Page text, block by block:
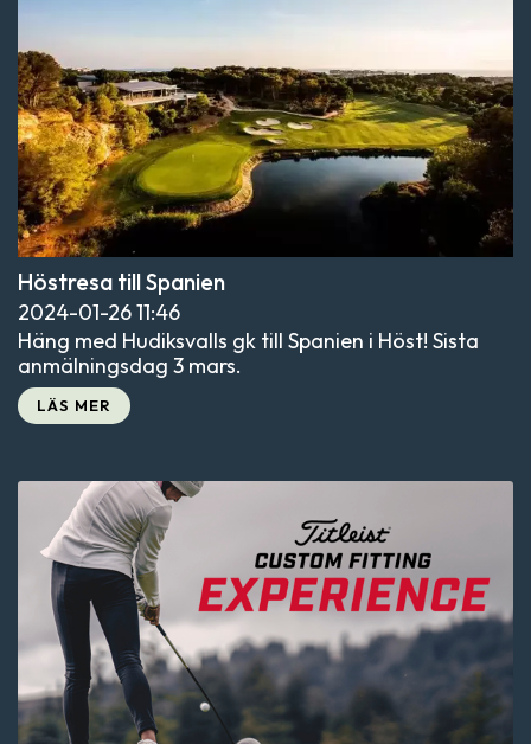
Höstresa till Spanien
2024-01-2611:46
Häng med Hudiksvalls gk till Spanien i Höst! Sista
anmälningsdag 3 mars.
LÄS MER